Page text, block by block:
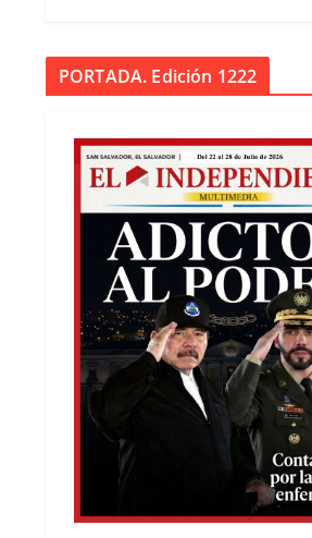
PORTADA. Edición 1222